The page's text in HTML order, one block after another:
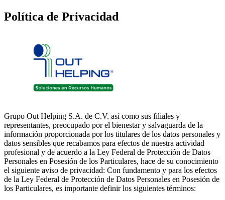
Política de Privacidad
Grupo Out Helping S.A. de C.V. así como sus filiales y
representantes, preocupado por el bienestar y salvaguarda de la
información proporcionada por los titulares de los datos personales y
datos sensibles que recabamos para efectos de nuestra actividad
profesional y de acuerdo a la Ley Federal de Protección de Datos
Personales en Posesión de los Particulares, hace de su conocimiento
el siguiente aviso de privacidad: Con fundamento y para los efectos
de la Ley Federal de Protección de Datos Personales en Posesión de
los Particulares, es importante definir los siguientes términos: